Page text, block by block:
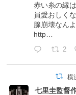
赤い糸の縁
員愛おしく
腺崩壊なんよ
http…
2
横
七里圭監督